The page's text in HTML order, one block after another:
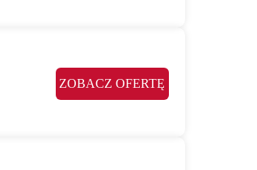
ZOBACZ OFERTĘ